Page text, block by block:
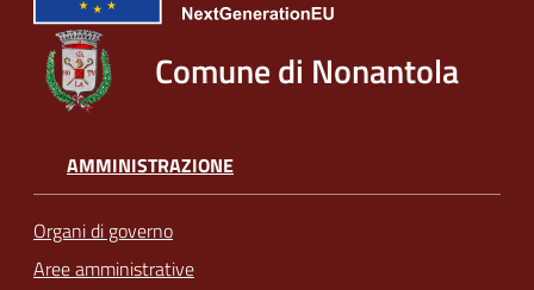
Comune di Nonantola
AMMINISTRAZIONE
Organi di governo
Aree amministrative